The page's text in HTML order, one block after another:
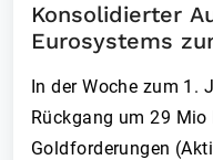
Konsolidierter
Eurosystems
In der Woche zum 1.
Rückgang um 29 Mio
Goldforderungen